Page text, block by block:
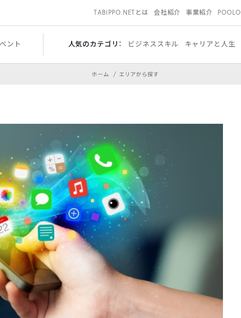
TABIPPO.NETとは 会社紹介 事業紹介 POOLO
ント 人気のカテゴリ： ビジネススキル キャリアと人生
ホーム エリアから探す